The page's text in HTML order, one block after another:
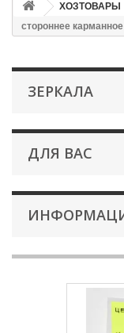
ХОЗТОВАРЫ
стороннее
ЗЕРКАЛА
ДЛЯ ВАС